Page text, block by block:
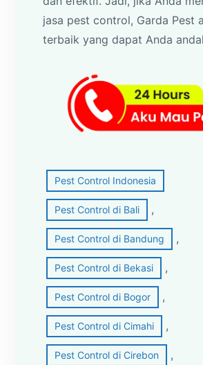
jasa pest control, Garda Pest
terbaik yang dapat Anda
Pest Control Indonesia
Pest Control di Bali ,
Pest Control di Bandung ,
Pest Control di Bekasi ,
Pest Control di Bogor ,
Pest Control di Cimahi ,
Pest Control di Cirebon ,